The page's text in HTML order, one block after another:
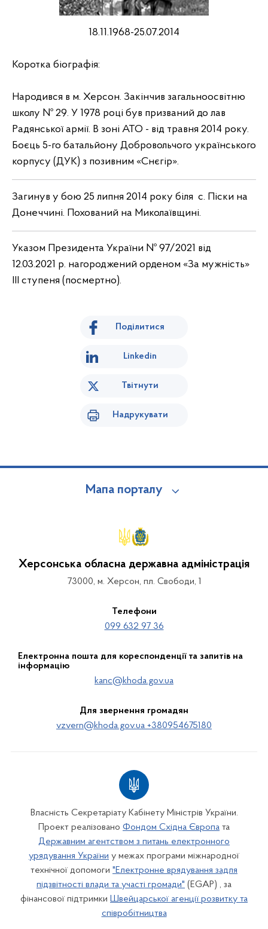
18.11.1968-25.07.2014
Коротка біографія:
Народився в м. Херсон. Закінчив загальноосвітню
школу № 29. У 1978 році був призваний до лав
Радянської армії. В зоні АТО - від травня 2014 року.
Боєць 5-го батальйону Добровольчого українського
корпусу (ДУК) з позивним «Снєгір».
Загинув у бою 25 липня 2014 року біля с. Піски на
Донеччині. Похований на Миколаївщині.
Указом Президента України № 97/2021 від
12.03.2021 р. нагороджений орденом «За мужність»
III ступеня (посмертно).
Поділитися
Linkedin
Твітнути
Надрукувати
Мапа порталу
Херсонська обласна державна адміністрація
73000, м. Херсон, пл. Свободи, 1
Телефони
099 632 97 36
Електронна пошта для кореспонденції та запитів на
інформацію
kanc@khoda.gov.ua
Для звернення громадян
vzvern@khoda.gov.ua +380954675180
Власність Секретаріату Кабінету Міністрів України.
Проект реалізовано Фондом Східна Європа та
Державним агентством з питань електронного
урядування України у межах програми міжнародної
технічної допомоги "Електронне врядування задля
підзвітності влади та участі громади" (EGAP) , за
фінансової підтримки Швейцарської агенції розвитку та
співробітництва